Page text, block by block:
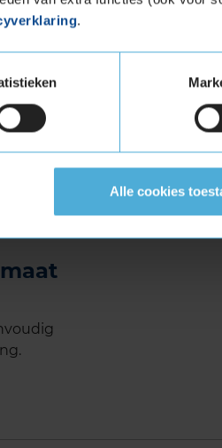
.
Alle cookies
en
de